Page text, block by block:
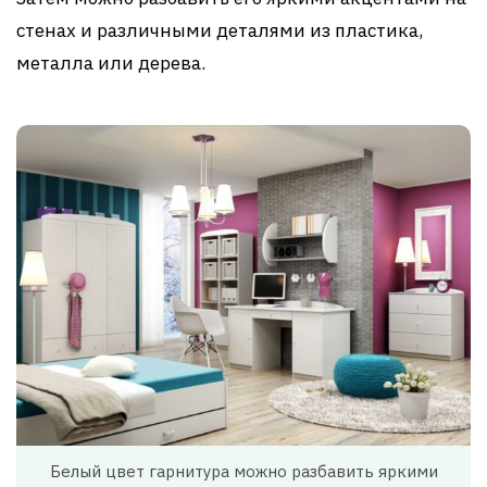
стенах и различными деталями из пластика,
металла или дерева.
Белый цвет гарнитура можно разбавить яркими